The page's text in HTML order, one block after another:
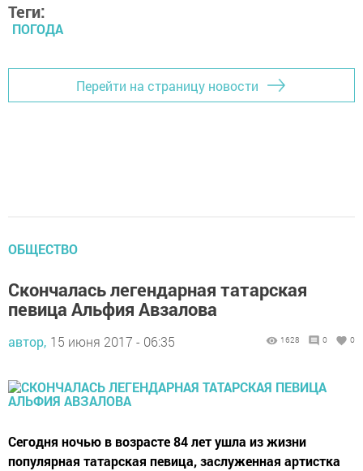
Теги:
ПОГОДА
Перейти на страницу новости
ОБЩЕСТВО
Скончалась легендарная татарская
певица Альфия Авзалова
автор, 15 июня 2017 - 06:35 1628 0 0
Сегодня ночью в возрасте 84 лет ушла из жизни
популярная татарская певица, заслуженная артистка